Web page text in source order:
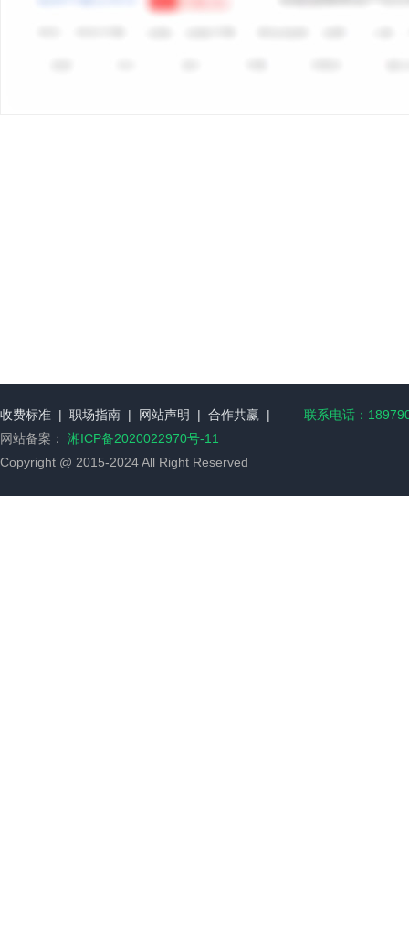
收费标准 | 职场指南 | 网站声明 | 合作共赢 |
联系电话：
网站备案： 湘ICP备2020022970号-11
Copyright @ 2015-2024 All Right Reserved